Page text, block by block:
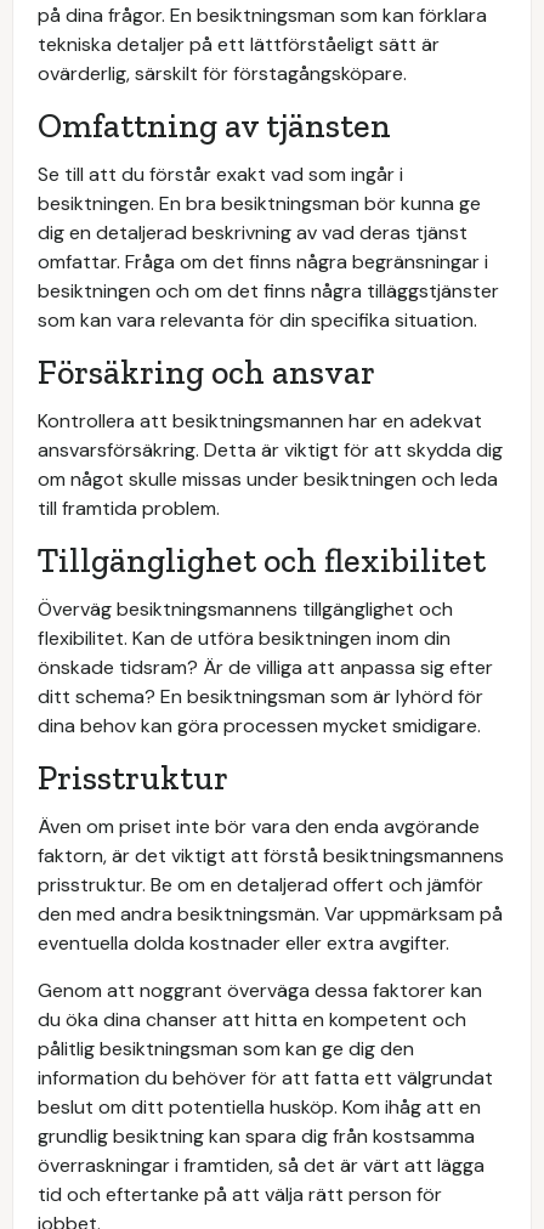
på dina frågor. En besiktningsman som kan förklara
tekniska detaljer på ett lättförståeligt sätt är
ovärderlig, särskilt för förstagångsköpare.
Omfattning av tjänsten
Se till att du förstår exakt vad som ingår i
besiktningen. En bra besiktningsman bör kunna ge
dig en detaljerad beskrivning av vad deras tjänst
omfattar. Fråga om det finns några begränsningar i
besiktningen och om det finns några tilläggstjänster
som kan vara relevanta för din specifika situation.
Försäkring och ansvar
Kontrollera att besiktningsmannen har en adekvat
ansvarsförsäkring. Detta är viktigt för att skydda dig
om något skulle missas under besiktningen och leda
till framtida problem.
Tillgänglighet och flexibilitet
Överväg besiktningsmannens tillgänglighet och
flexibilitet. Kan de utföra besiktningen inom din
önskade tidsram? Är de villiga att anpassa sig efter
ditt schema? En besiktningsman som är lyhörd för
dina behov kan göra processen mycket smidigare.
Prisstruktur
Även om priset inte bör vara den enda avgörande
faktorn, är det viktigt att förstå besiktningsmannens
prisstruktur. Be om en detaljerad offert och jämför
den med andra besiktningsmän. Var uppmärksam på
eventuella dolda kostnader eller extra avgifter.
Genom att noggrant överväga dessa faktorer kan
du öka dina chanser att hitta en kompetent och
pålitlig besiktningsman som kan ge dig den
information du behöver för att fatta ett välgrundat
beslut om ditt potentiella husköp. Kom ihåg att en
grundlig besiktning kan spara dig från kostsamma
överraskningar i framtiden, så det är värt att lägga
tid och eftertanke på att välja rätt person för
jobbet.